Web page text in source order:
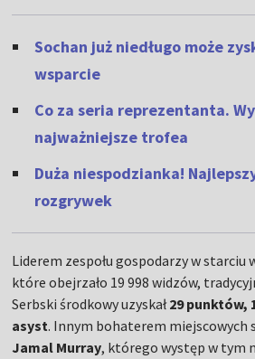
Sochan już niedługo może
wsparcie
Co za seria reprezentanta.
najważniejsze trofea
Duża niespodzianka!
rozgrywek
Liderem zespołu gospodarzy w starciu
które obejrzało 19 998 widzów,
Serbski środkowy uzyskał29 punktów,
asyst. Innym bohaterem miejscowych
Jamal Murray, którego występ w tym